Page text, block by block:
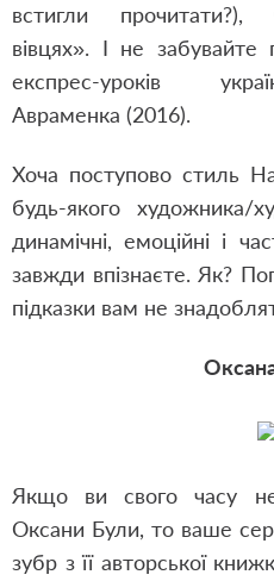
встигли прочитати?),
вівцях». І не
експрес-уроків
Авраменка (2016).
Хоча поступово стиль
будь-якого художника/
динамічні, емоційні і
завжди впізнаєте. Як?
підказки вам не
Якщо ви свого часу
Оксани Були, то ваше
зубр з її авторської